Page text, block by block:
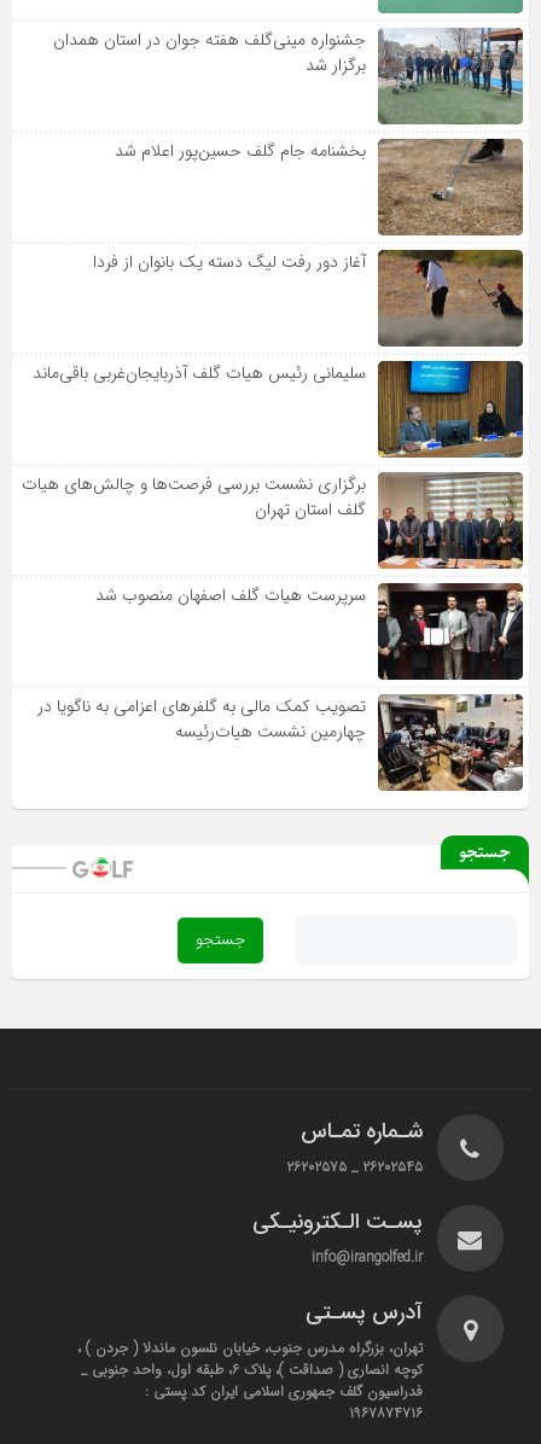
جشنواره مینی‌گلف هفته جوان در استان همدان
برگزار شد
بخشنامه جام گلف حسین‌پور اعلام شد
آغاز دور رفت لیگ دسته یک بانوان از فردا
سلیمانی رئیس هیات گلف آذربایجان‌غربی باقی‌ماند
برگزاری نشست بررسی فرصت‌ها و چالش‌های هیات
گلف استان تهران
سرپرست هیات گلف اصفهان منصوب شد
تصویب کمک مالی به گلفرهای اعزامی به ناگویا در
چهارمین نشست هیات‌رئیسه
جستجو
شـماره تمـاس
۲۶۲۰۲۵۴۵ _ ۲۶۲۰۲۵۷۵
پسـت الـکترونیـکی
info@irangolfed.ir
آدرس پسـتی
تهران، بزرگراه مدرس جنوب، خیابان نلسون ماندلا ( جردن ) ،
کوچه انصاری ( صداقت )، پلاک ۶، طبقه اول، واحد جنوبی _
فدراسیون گلف جمهوری اسلامی ایران کد پستی :
۱۹۶۷۸۷۴۷۱۶